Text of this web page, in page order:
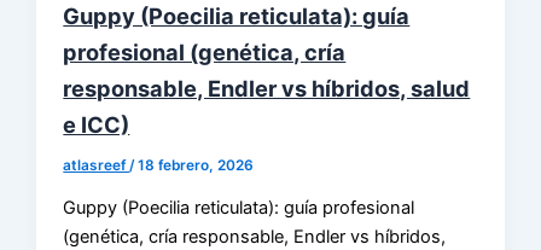
Guppy (Poecilia reticulata): guía
profesional (genética, cría
responsable, Endler vs híbridos, salud
e ICC)
atlasreef /18 febrero, 2026
Guppy (Poecilia reticulata): guía profesional
(genética, cría responsable, Endler vs híbridos,